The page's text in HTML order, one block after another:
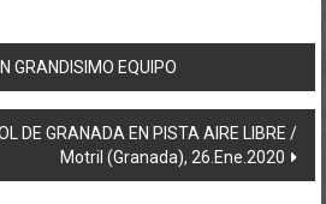
GRANDISIMO EQUIPO
DE GRANADA EN PISTA AIRE LIBRE /
Motril (Granada), 26.Ene.2020